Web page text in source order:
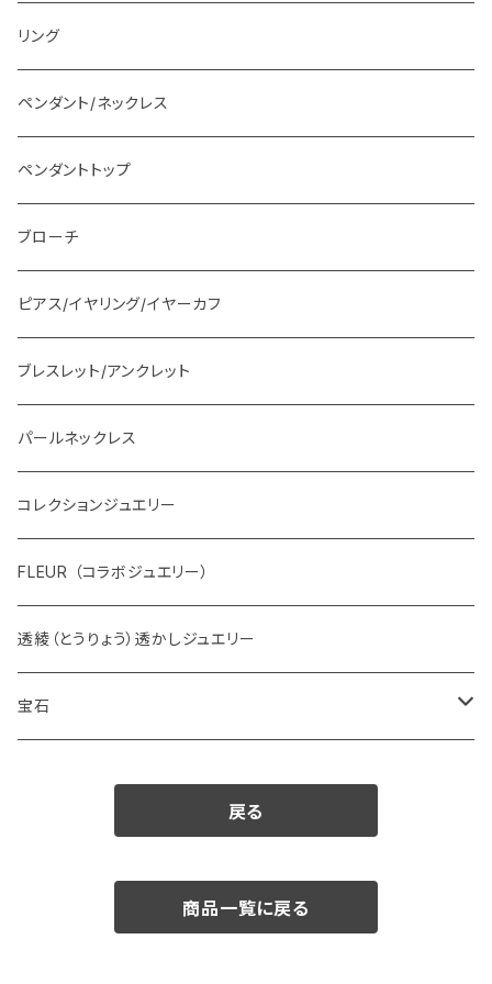
リング
ペンダント/ネックレス
ペンダントトップ
ブローチ
ピアス/イヤリング/イヤーカフ
ブレスレット/アンクレット
パールネックレス
コレクションジュエリー
FLEUR （コラボジュエリー）
透綾（とうりょう）透かしジュエリー
宝石
カラーストーン
戻る
商品一覧に戻る